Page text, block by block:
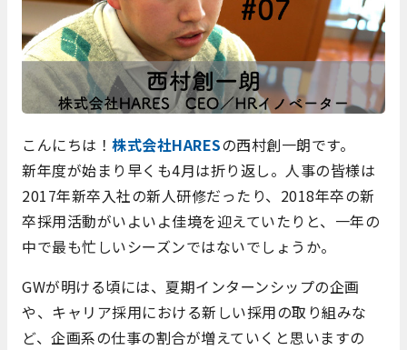
こんにちは！ 株式会社HARESの西村創一朗です。
新年度が始まり早くも4月は折り返し。人事の皆様は
2017年新卒入社の新人研修だったり、2018年卒の新
卒採用活動がいよいよ佳境を迎えていたりと、一年の
中で最も忙しいシーズンではないでしょうか。
GWが明ける頃には、夏期インターンシップの企画
や、キャリア採用における新しい採用の取り組みな
ど、企画系の仕事の割合が増えていくと思いますの